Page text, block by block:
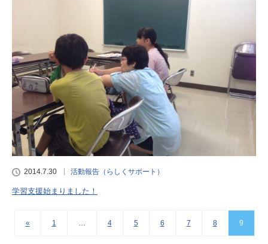
2014.7.30 活動報告（らしくサポート）
学習支援始まりました！
« 1 … 4 5 6 7 8 9